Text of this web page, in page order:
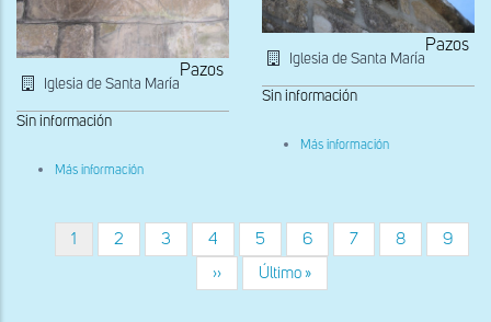
Iglesia de Santa María
Pazos
Sin información
Más información
norte
Iglesia de Santa María
Pazos
Sin información
Más información
Paginación
Página
actual
1 Página
2 Página
3 Página
4 Página
5 Página
6 Página
7 Página
8 Página
9
Siguiente
página
››
Última
página
Último »